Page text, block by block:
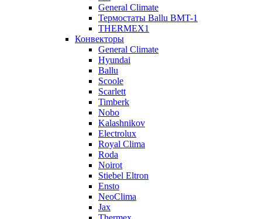
General Climate
Термостаты Ballu BMT-1
THERMEX1
Конвекторы
General Climate
Hyundai
Ballu
Scoole
Scarlett
Timberk
Nobo
Kalashnikov
Electrolux
Royal Clima
Roda
Noirot
Stiebel Eltron
Ensto
NeoClima
Jax